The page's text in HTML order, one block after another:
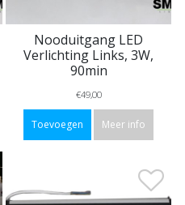
Nooduitgang LED
Verlichting Links, 3W,
90min
€49,00
Toevoegen Meer info